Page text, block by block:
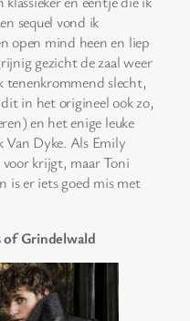
sequel vond ik
open mind heen en liep
gezicht de zaal weer
tenenkrommend slecht,
in het origineel ook zo,
en het enige leuke
Van Dyke. Als Emily
krijgt, maar Toni
is er iets goed mis met
of Grindelwald